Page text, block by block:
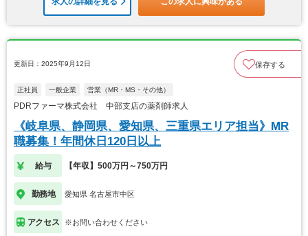
更新日：2025年9月12日 保存する
正社員 一般企業 営業（MR・MS・その他）
PDRファーマ株式会社 中部支店の薬剤師求人
《岐阜県、静岡県、愛知県、三重県エリア担当》MR
職募集！年間休日120日以上
給与 【年収】500万円～750万円
勤務地 愛知県 名古屋市中区
アクセス ※お問い合わせください